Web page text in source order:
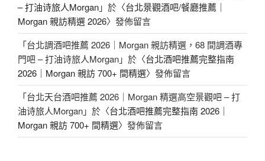
– 打油诗旅人Morgan」於〈台北景觀酒吧/餐廳推薦｜
Morgan 親訪精選 2026〉發佈留言
「台北調酒吧推薦 2026｜Morgan 親訪精選，68 間調酒專
門吧 – 打油诗旅人Morgan」於〈台北酒吧推薦完整指南
2026｜Morgan 親訪 700+ 間精選〉發佈留言
「台北天台酒吧推薦 2026｜Morgan 精選高空景觀吧 – 打
油诗旅人Morgan」於〈台北酒吧推薦完整指南 2026｜
Morgan 親訪 700+ 間精選〉發佈留言